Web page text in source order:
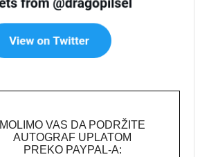
MOLIMO VAS DA PODRŽITE
AUTOGRAF UPLATOM
PREKO PAYPAL-A: